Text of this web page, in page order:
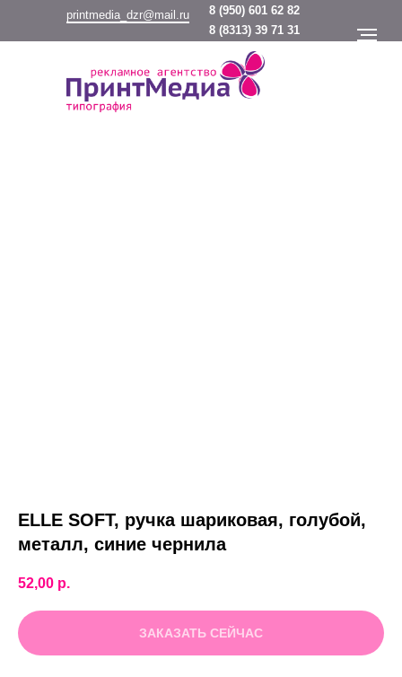
8 (950) 601 62 82
printmedia_dzr@mail.ru
8 (8313) 39 71 31
ELLE SOFT, ручка шариковая, голубой,
металл, синие чернила
52,00 р.
ЗАКАЗАТЬ СЕЙЧАС